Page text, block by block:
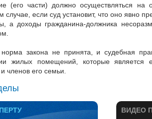
(его части) должно осуществляться на
случае, если суд установит, что оно явно
а доходы гражданина-должника
закона не принята, и судебная
жилых помещений, которые является
членов его семьи.
ВИДЕО